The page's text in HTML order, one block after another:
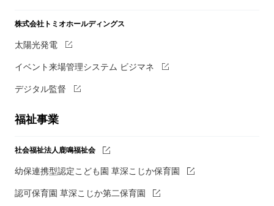
株式会社トミオホールディングス
太陽光発電
イベント来場管理システム ビジマネ
デジタル監督
福祉事業
社会福祉法人鹿鳴福祉会
幼保連携型認定こども園 草深こじか保育園
認可保育園 草深こじか第二保育園